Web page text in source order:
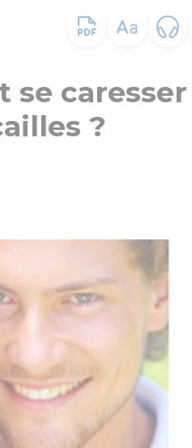
se caresser
?